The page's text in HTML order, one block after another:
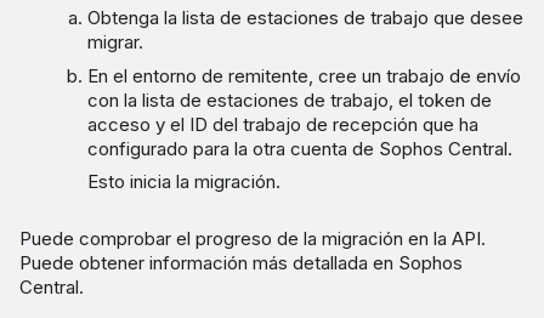
Obtenga la lista de estaciones de trabajo que desee
migrar.
En el entorno de remitente, cree un trabajo de envío
con la lista de estaciones de trabajo, el token de
acceso y el ID del trabajo de recepción que ha
configurado para la otra cuenta de Sophos Central.
Esto inicia la migración.
Puede comprobar el progreso de la migración en la API.
Puede obtener información más detallada en Sophos
Central.